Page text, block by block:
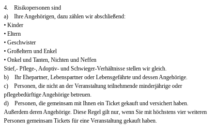
4. Risikopersonen sind
a) Ihre Angehörigen, dazu zählen wir abschließend:
• Kinder
• Eltern
• Geschwister
• Großeltern und Enkel
• Onkel und Tanten, Nichten und Neffen
Stief,- Pflege-, Adoptiv- und Schwieger-Verhältnisse stellen wir gleich.
b) Ihr Ehepartner, Lebenspartner oder Lebensgefährte und dessen Angehörige.
c) Personen, die nicht an der Veranstaltung teilnehmende minderjährige oder
pflegebedürftige Angehörige betreuen.
d) Personen, die gemeinsam mit Ihnen ein Ticket gekauft und versichert haben.
Außerdem deren Angehörige. Diese Regel gilt nur, wenn Sie mit höchstens vier weiteren
Personen gemeinsam Tickets für eine Veranstaltung gekauft haben.